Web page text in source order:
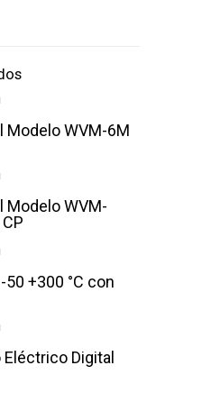
WVM-6M
WVM-
+300 °C con
Digital